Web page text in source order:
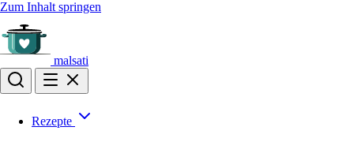
Zum Inhalt springen
malsati
Rezepte